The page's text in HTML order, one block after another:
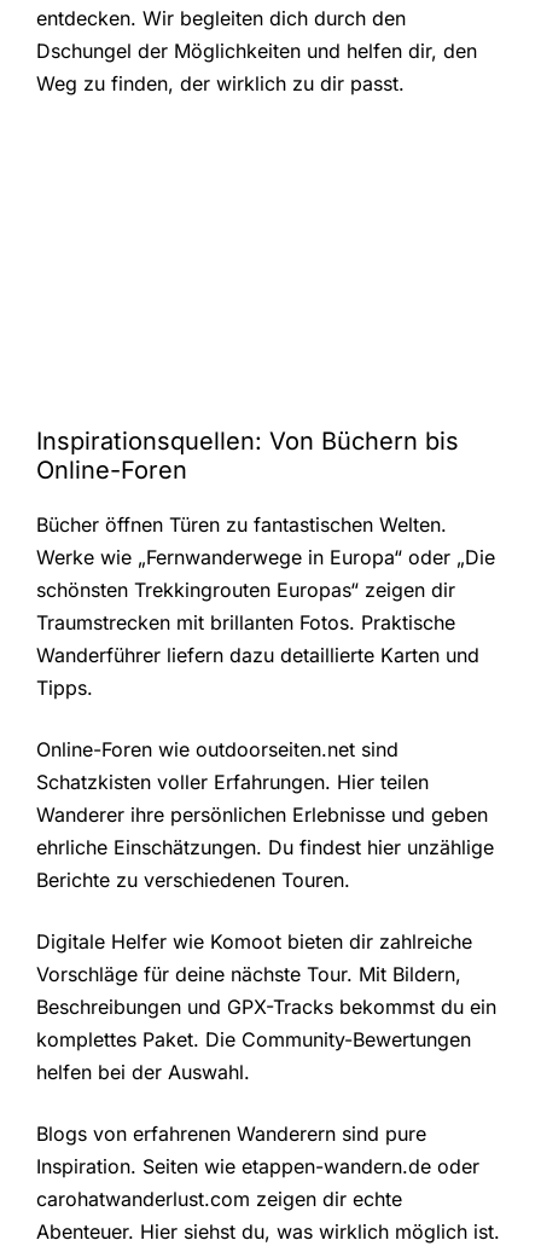
entdecken. Wir begleiten dich durch den
Dschungel der Möglichkeiten und helfen dir, den
Weg zu finden, der wirklich zu dir passt.
Inspirationsquellen: Von Büchern bis
Online-Foren
Bücher öffnen Türen zu fantastischen Welten.
Werke wie „Fernwanderwege in Europa“ oder „Die
schönsten Trekkingrouten Europas“ zeigen dir
Traumstrecken mit brillanten Fotos. Praktische
Wanderführer liefern dazu detaillierte Karten und
Tipps.
Online-Foren wie outdoorseiten.net sind
Schatzkisten voller Erfahrungen. Hier teilen
Wanderer ihre persönlichen Erlebnisse und geben
ehrliche Einschätzungen. Du findest hier unzählige
Berichte zu verschiedenen Touren.
Digitale Helfer wie Komoot bieten dir zahlreiche
Vorschläge für deine nächste Tour. Mit Bildern,
Beschreibungen und GPX-Tracks bekommst du ein
komplettes Paket. Die Community-Bewertungen
helfen bei der Auswahl.
Blogs von erfahrenen Wanderern sind pure
Inspiration. Seiten wie etappen-wandern.de oder
carohatwanderlust.com zeigen dir echte
Abenteuer. Hier siehst du, was wirklich möglich ist.